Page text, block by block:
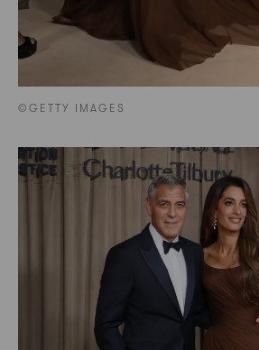
©GETTY IMAGES